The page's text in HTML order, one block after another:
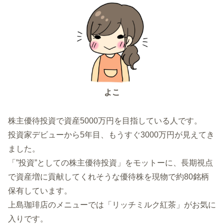
よこ
株主優待投資で資産5000万円を目指している人です。
投資家デビューから5年目、もうすぐ3000万円が見えてき
ました。
「”投資”としての株主優待投資」をモットーに、長期視点
で資産増に貢献してくれそうな優待株を現物で約80銘柄
保有しています。
上島珈琲店のメニューでは「リッチミルク紅茶」がお気に
入りです。